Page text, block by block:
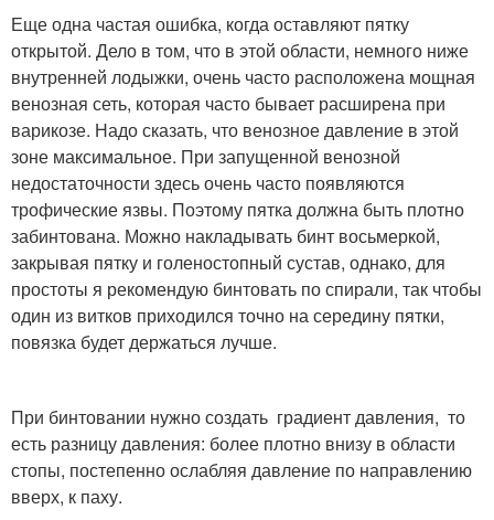
Еще одна частая ошибка, когда оставляют пятку
открытой. Дело в том, что в этой области, немного ниже
внутренней лодыжки, очень часто расположена мощная
венозная сеть, которая часто бывает расширена при
варикозе. Надо сказать, что венозное давление в этой
зоне максимальное. При запущенной венозной
недостаточности здесь очень часто появляются
трофические язвы. Поэтому пятка должна быть плотно
забинтована. Можно накладывать бинт восьмеркой,
закрывая пятку и голеностопный сустав, однако, для
простоты я рекомендую бинтовать по спирали, так чтобы
один из витков приходился точно на середину пятки,
повязка будет держаться лучше.
При бинтовании нужно создать градиент давления, то
есть разницу давления: более плотно внизу в области
стопы, постепенно ослабляя давление по направлению
вверх, к паху.